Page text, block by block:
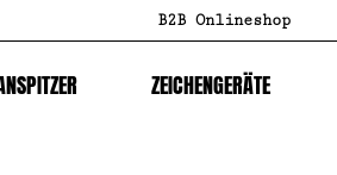
B2B Onlineshop
ZEICHENGERÄTE